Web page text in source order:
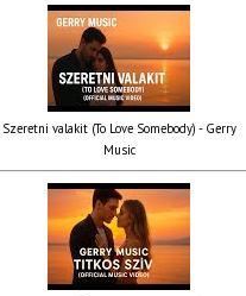
Szeretni valakit (To Love Somebody) - Gerry
Music